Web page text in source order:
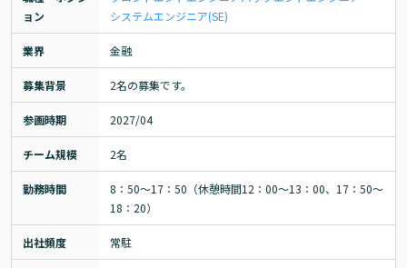
ョン
システムエンジニア(SE)
業界 金融
募集背景 2名の募集です。
参画時期 2027/04
チーム規模 2名
勤務時間
8：50～17：50（休憩時間12：00～13：00、17：50～
18：20）
出社頻度 常駐